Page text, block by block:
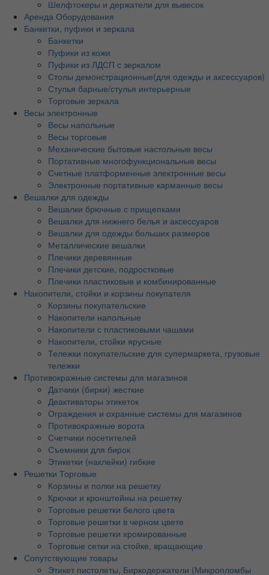
Шелфтокеры и держатели для вывесок
Аренда Оборудования
Банкетки, пуфики и зеркала
Банкетки
Пуфики из кожи
Пуфики из ЛДСП с зеркалом
Столы демонстрационные(для одежды и аксессуаров)
Стулья барные/стулья интерьерные
Торговые зеркала
Весы электронные
Весы напольные
Весы торговые
Механические бытовые настольные весы
Портативные многофункциональные весы
Счетные платформенные электронные весы
Электронные портативные карманные весы
Вешалки для одежды
Вешалки брючные с прищепками
Вешалки для нижнего белья и аксессуаров
Вешалки для одежды больших размеров
Металлические вешалки
Плечики деревянные
Плечики детские, подростковые
Плечики пластиковые и комбинированные
Накопители, стойки и корзины покупателя
Корзины покупательские
Накопители напольные
Накопители с пластиковыми чашами
Накопители, стойки ярусные
Тележки покупательские для супермаркета, грузовые
тележки
Противокражные системы для магазинов
Датчики (бирки) жесткие
Деактиваторы этикеток
Ограждения и охранные системы для магазинов
Противокражные ворота
Счетчики посетителей
Съемники для бирок
Этикетки (наклейки) гибкие
Решетки Торговые
Корзины и полки на решетку
Крючки и кронштейны на решетку
Торговые решетки белого цвета
Торговые решетки в черном цвете
Торговые решетки хромированные
Торговые сетки на стойке, вращающие
Сопутствующие товары
Этикет пистолеты, Биркодержатели (Микропломбы